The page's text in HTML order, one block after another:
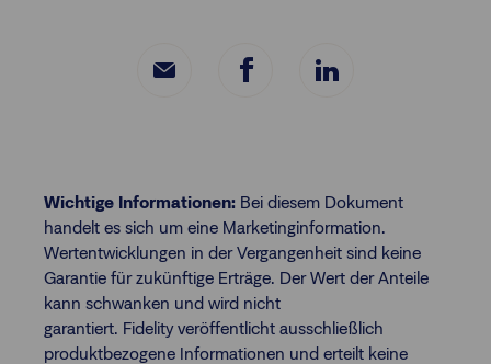
Wichtige Informationen: Bei diesem Dokument
handelt es sich um eine Marketinginformation.
Wertentwicklungen in der Vergangenheit sind keine
Garantie für zukünftige Erträge. Der Wert der Anteile
kann schwanken und wird nicht
garantiert. Fidelity veröffentlicht ausschließlich
produktbezogene Informationen und erteilt keine